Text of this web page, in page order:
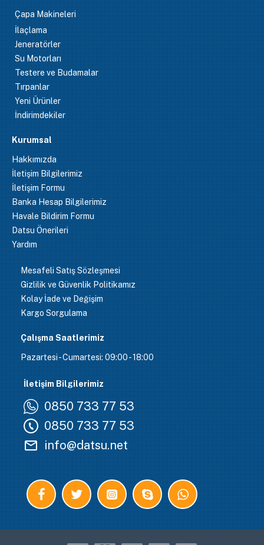
Çapa Makineleri
İlaçlama
Jeneratörler
Su Motorları
Testere ve Budamalar
Tırpanlar
Yeni Ürünler
İndirimdekiler
Kurumsal
Hakkımızda
İletişim Bilgilerimiz
İletişim Formu
Banka Hesap Bilgilerimiz
Havale Bildirim Formu
Datsu Önerileri
Yardım
Mesafeli Satış Sözleşmesi
Gizlilik ve Güvenlik Politikamız
Kolay İade ve Değişim
Kargo Sorgulama
Çalışma Saatlerimiz
Pazartesi - Cumartesi: 09:00 - 18:00
İletişim Bilgilerimiz
0850 733 77 53
0850 733 77 53
info@datsu.net